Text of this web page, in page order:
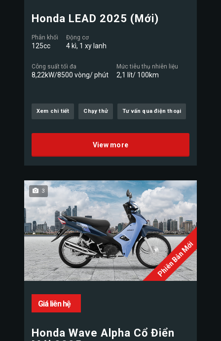
Honda LEAD 2025 (Mới)
Phân khối
125cc
Động cơ
4 kì, 1 xy lanh
Công suất tối đa
8,22kW/8500 vòng/ phút
Mức tiêu thụ nhiên liệu
2,1 lít/ 100km
Xem chi tiết Chạy thử Tư vấn qua điện thoại
View more
Phiên Bản Mới
3
Giá liên hệ
Honda Wave Alpha Cổ Điển